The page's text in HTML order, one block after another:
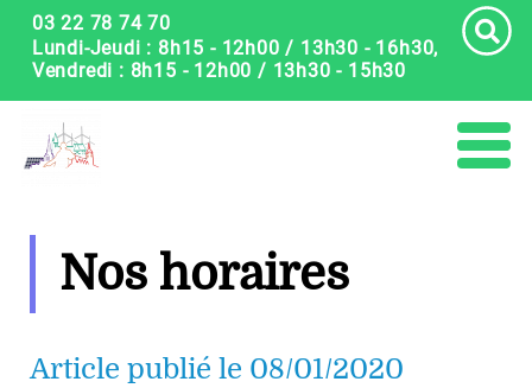
03 22 78 74 70
Lundi-Jeudi : 8h15 - 12h00 / 13h30 - 16h30,
Vendredi : 8h15 - 12h00 / 13h30 - 15h30
Nos horaires
Article publié le 08/01/2020
Panneau de gestion des cookies